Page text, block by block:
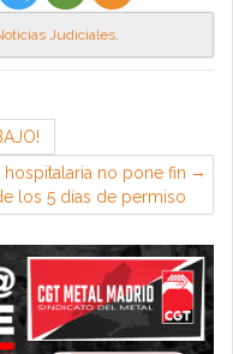
Judiciales.
hospitalaria no pone fin
los 5 días de permiso